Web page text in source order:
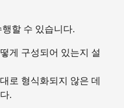
할 수 있습니다.
게 구성되어 있는지 설
로 형식화되지 않은 데
.